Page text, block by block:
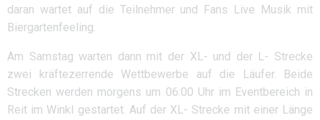
daran wartet auf die Teilnehmer und Fans Live Musik mit
Biergartenfeeling.
Am Samstag warten dann mit der XL- und der L- Strecke
zwei kräftezerrende Wettbewerbe auf die Läufer. Beide
Strecken werden morgens um 06:00 Uhr im Eventbereich in
Reit im Winkl gestartet. Auf der XL- Strecke mit einer Länge